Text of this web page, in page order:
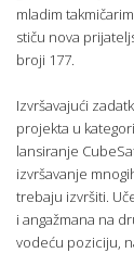
mladim
stiču nova
broji 177.
Izvršavajući
projekta u
lansiranje
izvršavanje
trebaju izvršiti.
i angažmana na
vodeću poziciju,